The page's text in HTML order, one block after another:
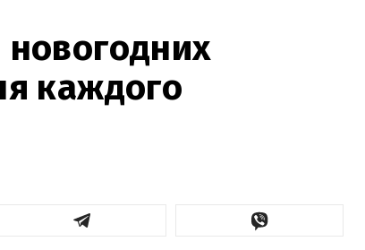
каждого